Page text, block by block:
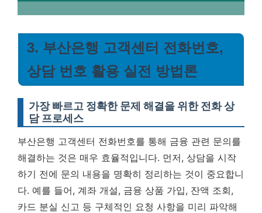
3. 부산은행 고객센터 전화번호,
상담 번호 활용 실전 방법론
가장 빠르고 정확한 문제 해결을 위한 전화 상
담 프로세스
부산은행 고객센터 전화번호를 통해 금융 관련 문의를
해결하는 것은 매우 효율적입니다. 먼저, 상담을 시작
하기 전에 문의 내용을 명확히 정리하는 것이 중요합니
다. 예를 들어, 계좌 개설, 금융 상품 가입, 잔액 조회,
카드 분실 신고 등 구체적인 요청 사항을 미리 파악해